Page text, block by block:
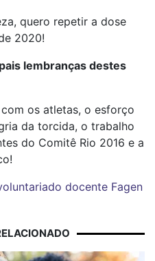
quero repetir a dose
2020!
lembranças destes
os atletas, o esforço
da torcida, o trabalho
do Comitê Rio 2016 e a
docente Fagen